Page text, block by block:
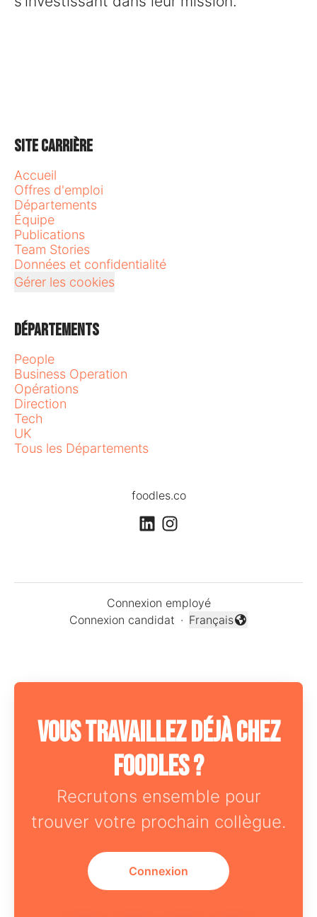
Site carrière
Accueil
Offres d'emploi
Départements
Équipe
Publications
Team Stories
Données et confidentialité
Gérer les cookies
Départements
People
Business Operation
Opérations
Direction
Tech
UK
Tous les Départements
foodles.co
Connexion employé
Connexion candidat ·
Changer la langue
Français
Vous travaillez déjà chez
Foodles ?
Recrutons ensemble pour
trouver votre prochain collègue.
Connexion